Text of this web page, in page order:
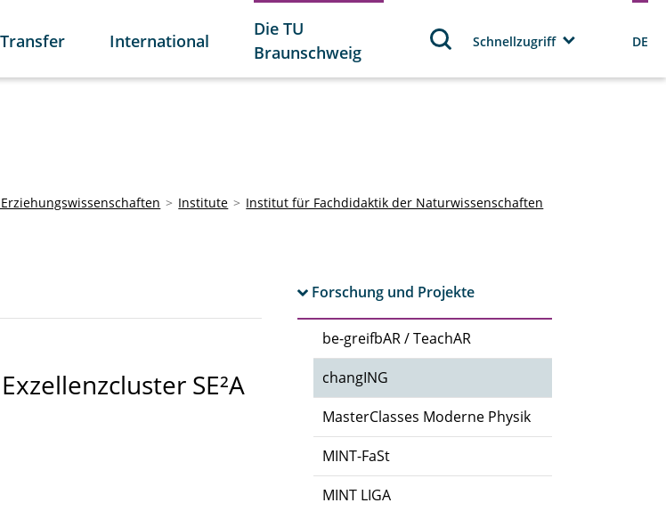
Transfer International
Die TU
Braunschweig
Schnellzugriff DE
Institute
Institut für Fachdidaktik der Naturwissenschaften
Forschung und Projekte
be-greifbAR / TeachAR
changING
MasterClasses Moderne Physik
MINT-FaSt
MINT LIGA
SE²A